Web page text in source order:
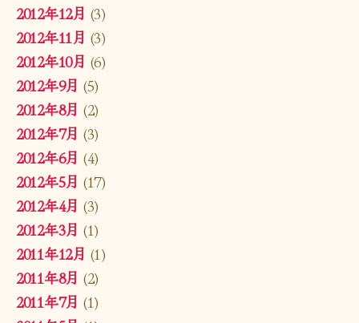
2012年12月 (3)
2012年11月 (3)
2012年10月 (6)
2012年9月 (5)
2012年8月 (2)
2012年7月 (3)
2012年6月 (4)
2012年5月 (17)
2012年4月 (3)
2012年3月 (1)
2011年12月 (1)
2011年8月 (2)
2011年7月 (1)